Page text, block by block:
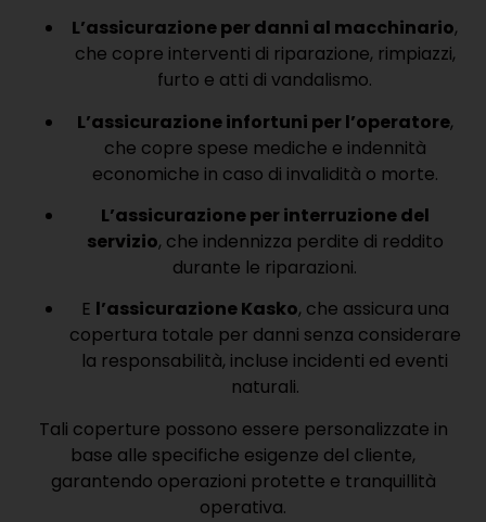
L’assicurazione per danni al macchinario,
che copre interventi di riparazione, rimpiazzi,
furto e atti di vandalismo.
L’assicurazione infortuni per l’operatore,
che copre spese mediche e indennità
economiche in caso di invalidità o morte.
L’assicurazione per interruzione del
servizio, che indennizza perdite di reddito
durante le riparazioni.
E l’assicurazione Kasko, che assicura una
copertura totale per danni senza considerare
la responsabilità, incluse incidenti ed eventi
naturali.
Tali coperture possono essere personalizzate in
base alle specifiche esigenze del cliente,
garantendo operazioni protette e tranquillità
operativa.